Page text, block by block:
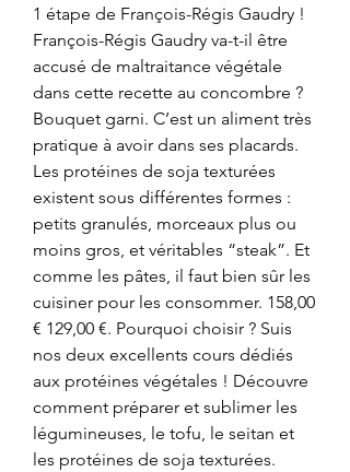
1 étape de François-Régis Gaudry !
François-Régis Gaudry va-t-il être
accusé de maltraitance végétale
dans cette recette au concombre ?
Bouquet garni. C’est un aliment très
pratique à avoir dans ses placards.
Les protéines de soja texturées
existent sous différentes formes :
petits granulés, morceaux plus ou
moins gros, et véritables “steak”. Et
comme les pâtes, il faut bien sûr les
cuisiner pour les consommer. 158,00
€ 129,00 €. Pourquoi choisir ? Suis
nos deux excellents cours dédiés
aux protéines végétales ! Découvre
comment préparer et sublimer les
légumineuses, le tofu, le seitan et
les protéines de soja texturées.